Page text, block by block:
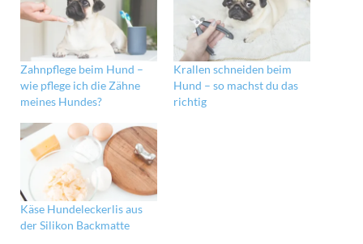
Zahnpflege beim Hund –
wie pflege ich die Zähne
meines Hundes?
Krallen schneiden beim
Hund – so machst du das
richtig
Käse Hundeleckerlis aus
der Silikon Backmatte